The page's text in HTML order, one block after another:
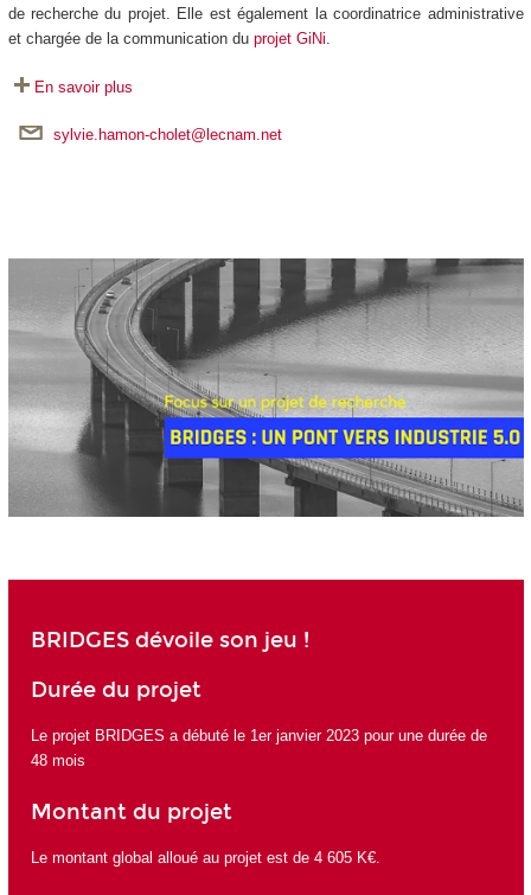
de recherche du projet. Elle est également la coordinatrice administrative
et chargée de la communication du projet GiNi.
En savoir plus
sylvie.hamon-cholet@lecnam.net
BRIDGES dévoile son jeu !
Durée du projet
Le projet BRIDGES a débuté le 1er janvier 2023 pour une durée de
48 mois
Montant du projet
Le montant global alloué au projet est de 4 605 K€.